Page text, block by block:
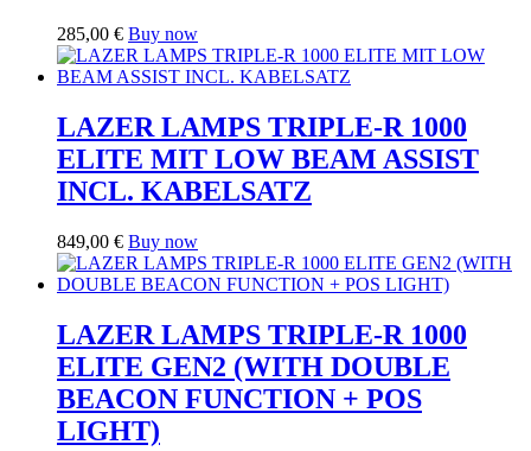
285,00 € Buy now
LAZER LAMPS TRIPLE-R 1000
ELITE MIT LOW BEAM ASSIST
INCL. KABELSATZ
849,00 € Buy now
LAZER LAMPS TRIPLE-R 1000
ELITE GEN2 (WITH DOUBLE
BEACON FUNCTION + POS
LIGHT)